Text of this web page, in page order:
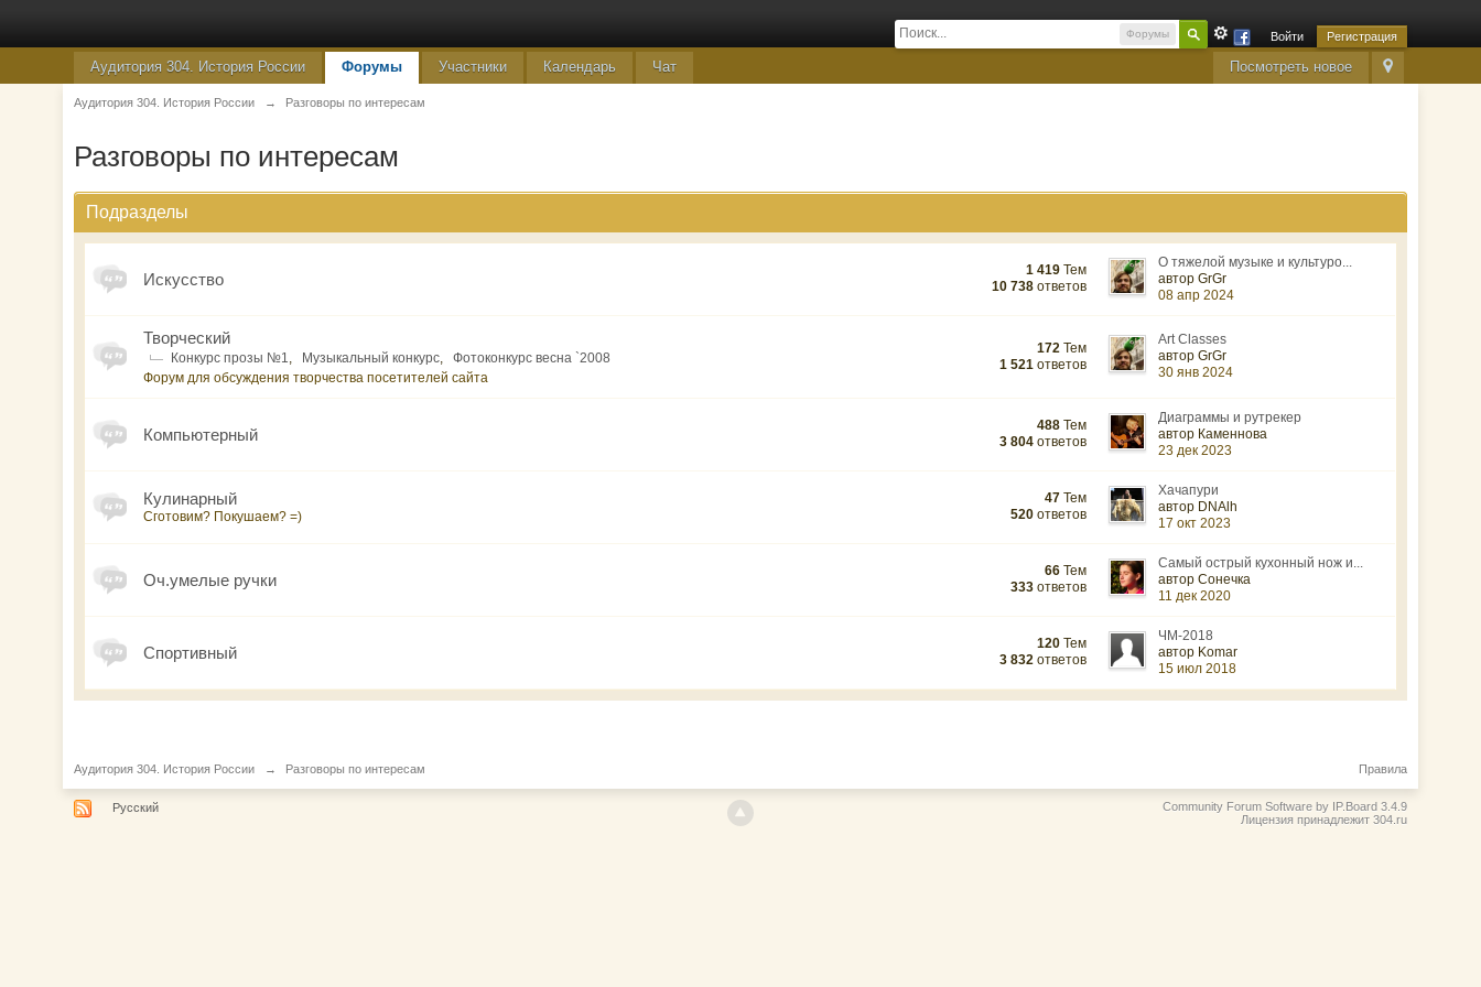
Форумы Войти Регистрация
Посмотреть новое
Аудитория 304. История России Форумы Участники Календарь Чат
Аудитория 304. История России → Разговоры по интересам
Разговоры по интересам
Подразделы
Искусство 1 419 Тем
10 738 ответов
О тяжелой музыке и культуро...
автор GrGr
08 апр 2024
Творческий
Конкурс прозы №1, Музыкальный конкурс,
Фотоконкурс весна `2008
Форум для обсуждения творчества посетителей сайта
172 Тем
1 521 ответов
Art Classes
автор GrGr
30 янв 2024
Компьютерный 488 Тем
3 804 ответов
Диаграммы и рутрекер
автор Каменнова
23 дек 2023
Кулинарный
Сготовим? Покушаем? =)
47 Тем
520 ответов
Хачапури
автор DNAlh
17 окт 2023
Оч.умелые ручки 66 Тем
333 ответов
Самый острый кухонный нож и...
автор Сонечка
11 дек 2020
Спортивный 120 Тем
3 832 ответов
ЧМ-2018
автор Komar
15 июл 2018
Аудитория 304. История России → Разговоры по интересам Правила
Русский
Community Forum Software by IP.Board 3.4.9
Лицензия принадлежит 304.ru